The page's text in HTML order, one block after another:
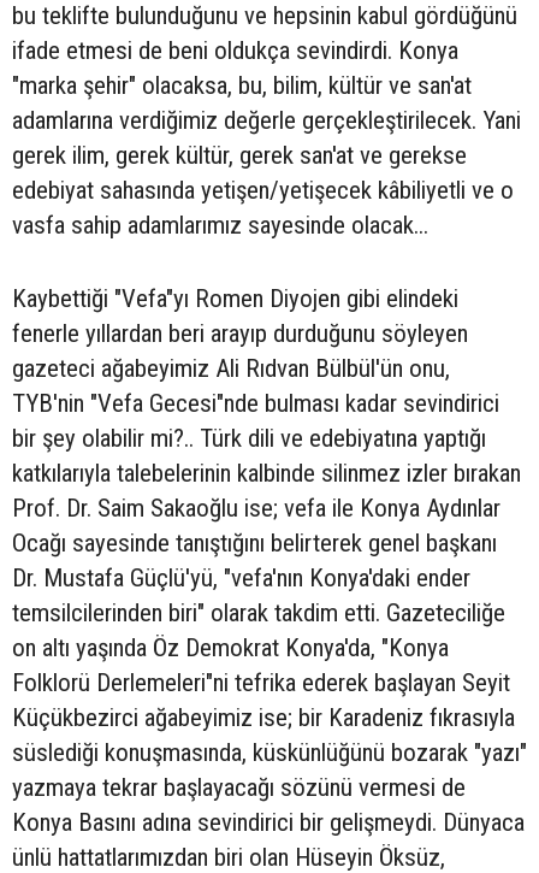
bu teklifte bulunduğunu ve hepsinin kabul gördüğünü
ifade etmesi de beni oldukça sevindirdi. Konya
"marka şehir" olacaksa, bu, bilim, kültür ve san'at
adamlarına verdiğimiz değerle gerçekleştirilecek. Yani
gerek ilim, gerek kültür, gerek san'at ve gerekse
edebiyat sahasında yetişen/yetişecek kâbiliyetli ve o
vasfa sahip adamlarımız sayesinde olacak...
Kaybettiği "Vefa"yı Romen Diyojen gibi elindeki
fenerle yıllardan beri arayıp durduğunu söyleyen
gazeteci ağabeyimiz Ali Rıdvan Bülbül'ün onu,
TYB'nin "Vefa Gecesi"nde bulması kadar sevindirici
bir şey olabilir mi?.. Türk dili ve edebiyatına yaptığı
katkılarıyla talebelerinin kalbinde silinmez izler bırakan
Prof. Dr. Saim Sakaoğlu ise; vefa ile Konya Aydınlar
Ocağı sayesinde tanıştığını belirterek genel başkanı
Dr. Mustafa Güçlü'yü, "vefa'nın Konya'daki ender
temsilcilerinden biri" olarak takdim etti. Gazeteciliğe
on altı yaşında Öz Demokrat Konya'da, "Konya
Folklorü Derlemeleri"ni tefrika ederek başlayan Seyit
Küçükbezirci ağabeyimiz ise; bir Karadeniz fıkrasıyla
süslediği konuşmasında, küskünlüğünü bozarak "yazı"
yazmaya tekrar başlayacağı sözünü vermesi de
Konya Basını adına sevindirici bir gelişmeydi. Dünyaca
ünlü hattatlarımızdan biri olan Hüseyin Öksüz,